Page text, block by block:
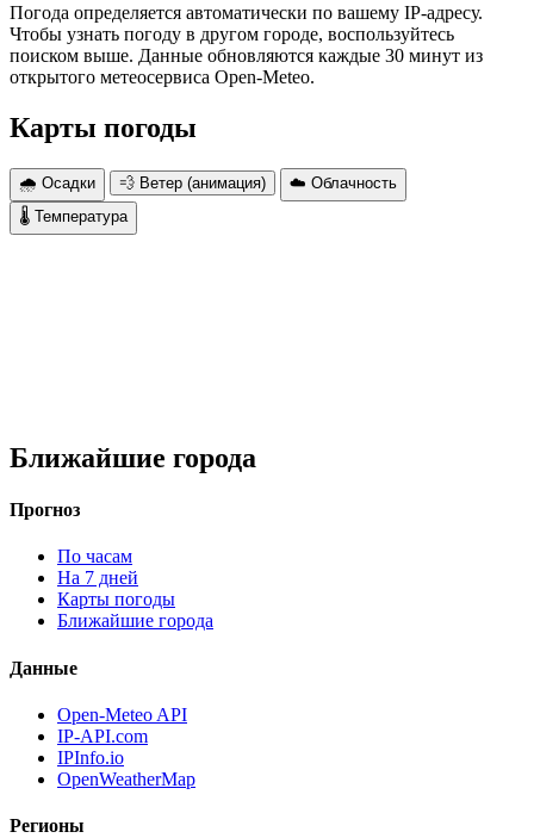
Погода определяется автоматически по вашему IP-адресу.
Чтобы узнать погоду в другом городе, воспользуйтесь
поиском выше. Данные обновляются каждые 30 минут из
открытого метеосервиса Open-Meteo.
Карты погоды
🌧 Осадки 💨 Ветер (анимация)
☁️ Облачность
🌡 Температура
Ближайшие города
Прогноз
По часам
На 7 дней
Карты погоды
Ближайшие города
Данные
Open-Meteo API
IP-API.com
IPInfo.io
OpenWeatherMap
Регионы